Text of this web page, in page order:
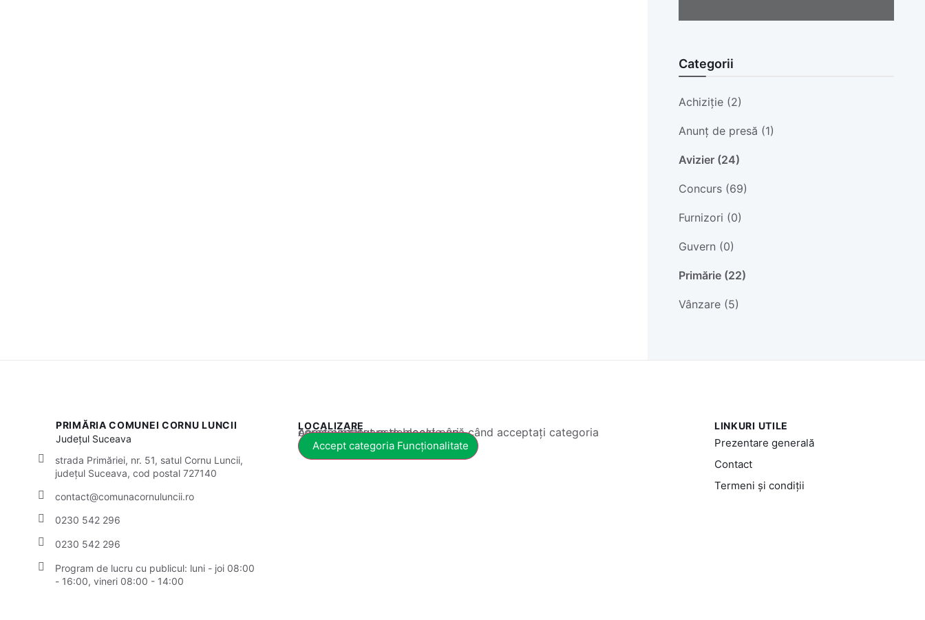
Categorii
Achiziție (2)
Anunț de presă (1)
Avizier (24)
Concurs (69)
Furnizori (0)
Guvern (0)
Primărie (22)
Vânzare (5)
PRIMĂRIA COMUNEI CORNU LUNCII
Județul Suceava
strada Primăriei, nr. 51, satul Cornu Luncii,
județul Suceava, cod postal 727140
contact@comunacornuluncii.ro
0230 542 296
0230 542 296
Program de lucru cu publicul: luni - joi 08:00
- 16:00, vineri 08:00 - 14:00
LOCALIZARE
Acest conținut este blocat până când acceptați categoria corespunzătoare de cookie-uri.
Accept categoria Funcționalitate
LINKURI UTILE
Prezentare generală
Contact
Termeni și condiții